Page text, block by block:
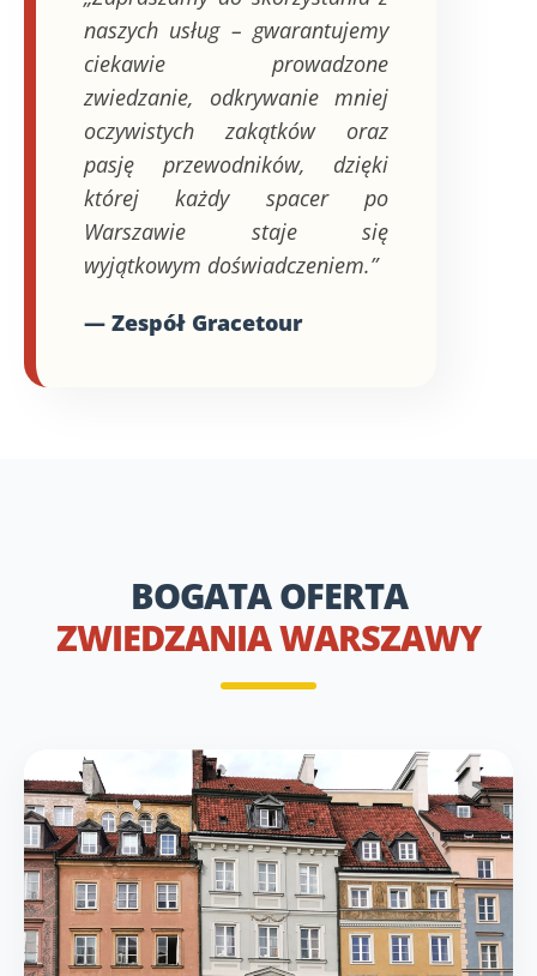
naszych usług – gwarantujemy
ciekawie prowadzone
zwiedzanie, odkrywanie mniej
oczywistych zakątków oraz
pasję przewodników, dzięki
której każdy spacer po
Warszawie staje się
wyjątkowym doświadczeniem.”
— Zespół Gracetour
BOGATA OFERTA
ZWIEDZANIA WARSZAWY